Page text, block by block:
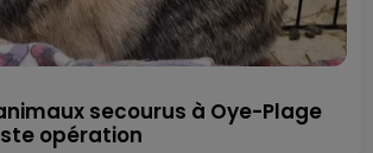
secourus à Oye-Plage
opération